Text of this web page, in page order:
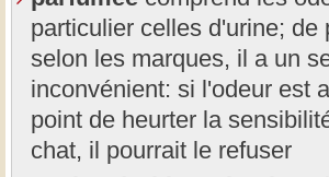
particulier celles d'urine; de
selon les marques, il a un
inconvénient: si l'odeur est
point de heurter la
chat, il pourrait le refuser